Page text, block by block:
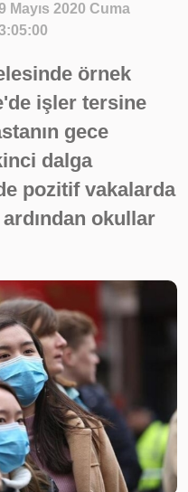
Mayıs 2020 Cuma
örnek
işler tersine
gece
dalga
pozitif vakalarda
okullar